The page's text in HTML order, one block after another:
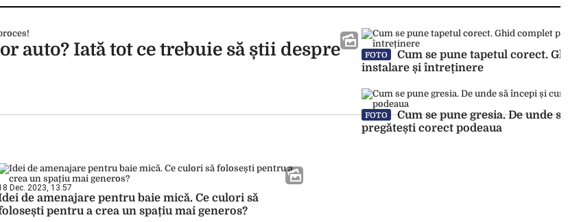
auto? Iată tot ce trebuie să știi despre
FOTO
Cum se pune tapetul corect.
instalare și întreținere
FOTO
Cum se pune gresia. De unde să
pregătești corect podeaua
Dec. 2023, 13:57
de amenajare pentru baie mică. Ce culori să
pentru a crea un spațiu mai generos?